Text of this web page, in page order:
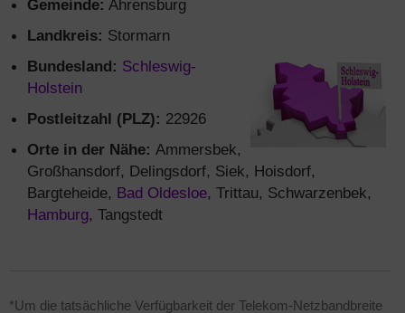
Gemeinde: Ahrensburg
Landkreis: Stormarn
Bundesland: Schleswig-
Holstein
Postleitzahl (PLZ): 22926
Orte in der Nähe: Ammersbek,
Großhansdorf, Delingsdorf, Siek, Hoisdorf,
Bargteheide, Bad Oldesloe, Trittau, Schwarzenbek,
Hamburg, Tangstedt
*Um die tatsächliche Verfügbarkeit der Telekom-Netzbandbreite